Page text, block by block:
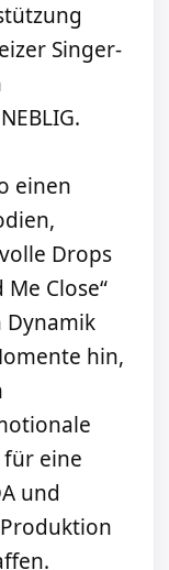
Singer-
einen
Drops
Close“
hin,
für eine
und